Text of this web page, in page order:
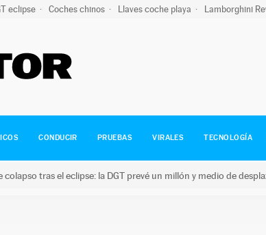
eclipse Coches chinos Llaves coche playa Lamborghini
CONDUCIR PRUEBAS VIRALES TECNOLOGÍA
colapso tras el eclipse: la DGT prevé un millón y medio de